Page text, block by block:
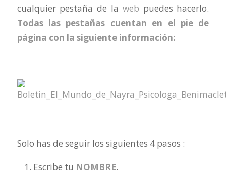
cualquier pestaña de la web puedes hacerlo.
Todas las pestañas cuentan en el pie de
página con la siguiente información:
Solo has de seguir los siguientes 4 pasos :
Escribe tu NOMBRE.